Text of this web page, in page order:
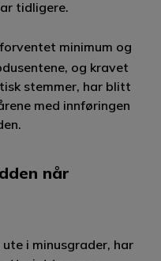
tidligere.
minimum og
og kravet
stemmer, har blitt
med innføringen
når
i minusgrader, har